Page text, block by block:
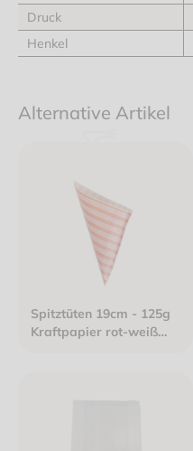
Druck
Henkel
Alternative Artikel
Spitztüten 19cm - 125g
Kraftpapier rot-weiß